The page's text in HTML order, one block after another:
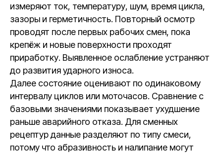
измеряют ток, температуру, шум, время цикла,
зазоры и герметичность. Повторный осмотр
проводят после первых рабочих смен, пока
крепёж и новые поверхности проходят
приработку. Выявленное ослабление устраняют
до развития ударного износа.
Далее состояние оценивают по одинаковому
интервалу циклов или моточасов. Сравнение с
базовыми значениями показывает ухудшение
раньше аварийного отказа. Для сменных
рецептур данные разделяют по типу смеси,
потому что абразивность и налипание могут